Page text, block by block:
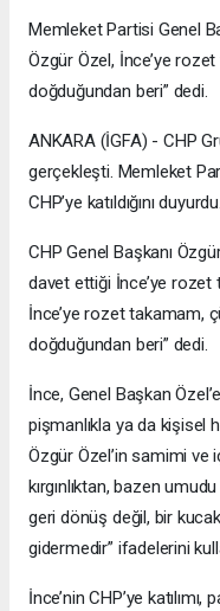
Memleket Partisi Genel
Özgür Özel, İnce’ye
doğduğundan beri” dedi.
ANKARA (İGFA) - CHP
gerçekleşti. Memleket
CHP’ye katıldığını duyurdu.
CHP Genel Başkanı
davet ettiği İnce’ye rozet
İnce’ye rozet takamam,
doğduğundan beri” dedi.
İnce, Genel Başkan
pişmanlıkla ya da kişisel
Özgür Özel’in samimi ve
kırgınlıktan, bazen
geri dönüş değil, bir
gidermedir” ifadelerini
İnce’nin CHP’ye